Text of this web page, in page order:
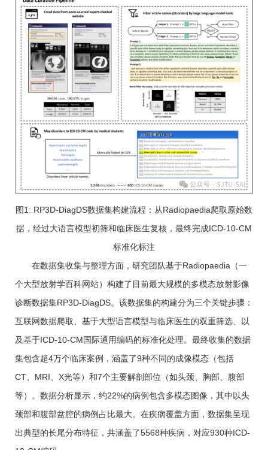
图1: RP3D-DiagDS数据集构建流程：从Radiopaedia爬取原始数
据，经过大语言模型初筛和临床医生复核，最终完成ICD-10-CM
标准化标注
在数据集收集与整理方面，研究团队基于Radiopaedia（一
个大型放射学百科网站）构建了目前最大规模的多模态放射影像
诊断数据集RP3D-DiagDS。该数据集的构建分为三个关键步骤：
互联网数据爬取、基于大型语言模型与临床医生的双重筛选、以
及基于ICD-10-CM国际通用编码的标准化处理。最终收集的数据
集包含超4万个临床案例，涵盖了9种不同的成像模态（包括
CT、MRI、X光等）和7个主要解剖部位（如头颈、胸部、腹部
等）。数据分析显示，约22%的病例包含多模态图像，其中以头
颈部和腹部盆腔的病例占比最大。在疾病覆盖方面，数据集呈现
出典型的长尾分布特征，共涵盖了5568种疾病，对应930种ICD-